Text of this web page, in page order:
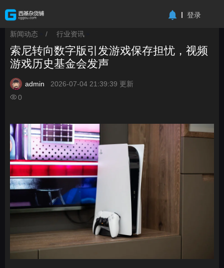
登录
新闻动态 / 行业资讯
索尼转向数字版引发游戏保存担忧，视频
游戏历史基金会发声
admin
2026-07-04 21:39:39 更新
0